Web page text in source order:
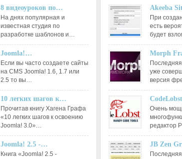
8 видеоуроков по…
На днях популярная и
известная студия по
разработке шаблонов и…
Joomla!…
Если вы часто создаете сайты
на CMS Joomla! 1.6, 1.7 или
2.5 то вы…
10 легких шагов к…
Прочитав книгу Хагена Графа
«10 легких шагов к освоению
Joomla! 3.0»…
Joomla! 2.5 -…
Книга «Joomla! 2.5 -
Akeeba
При
есть
будет
Morph
уже
версия
Очень
редактор
JB Zen